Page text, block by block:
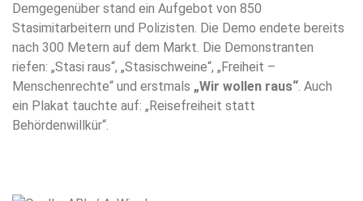
Demgegenüber stand ein Aufgebot von 850
Stasimitarbeitern und Polizisten. Die Demo endete bereits
nach 300 Metern auf dem Markt. Die Demonstranten
riefen: „Stasi raus“, „Stasischweine“, „Freiheit –
Menschenrechte“ und erstmals „Wir wollen raus“. Auch
ein Plakat tauchte auf: „Reisefreiheit statt
Behördenwillkür“.